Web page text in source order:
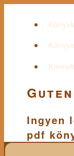
Ingyen
pdf